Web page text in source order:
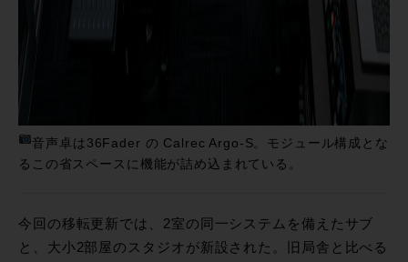
音声卓は36Fader の Calrec Argo-S。モジュール構成とな
るこの省スペースに機能が詰め込まれている。
今回の移転更新では、2室の同一システムを備えたサブ
と、大小2部屋のスタジオが新設された。旧局舎と比べる